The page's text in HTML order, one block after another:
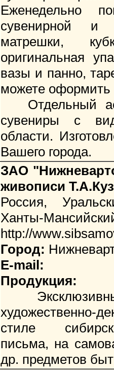
Еженедельно
сувенирной и
матрешки,
оригинальная
вазы и панно,
можете оформить
Отдельный
сувениры с
области.
Вашего города.
ЗАО
живописи
Россия,
Ханты-
http://
Город:
E-mail:
Продукция:
художественно-
стиле
письма, на
др. предметов